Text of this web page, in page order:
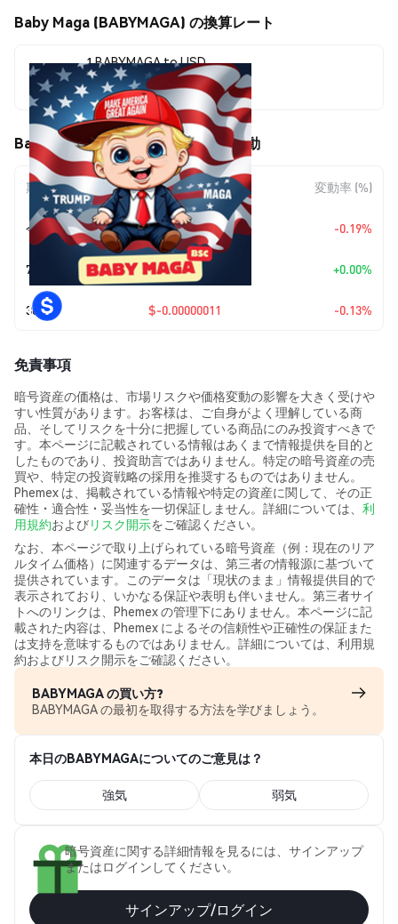
Baby Maga (BABYMAGA) の換算レート
1 BABYMAGA to USD
$0.00008654
Baby Maga (BABYMAGA) の価格変動
期間 金額変動 変動率 (%)
今日 $-0.00000016 -0.19%
7日 +$0.00 +0.00%
30日 $-0.00000011 -0.13%
免責事項
暗号資産の価格は、市場リスクや価格変動の影響を大きく受けや
すい性質があります。お客様は、ご自身がよく理解している商
品、そしてリスクを十分に把握している商品にのみ投資すべきで
す。本ページに記載されている情報はあくまで情報提供を目的と
したものであり、投資助言ではありません。特定の暗号資産の売
買や、特定の投資戦略の採用を推奨するものではありません。
Phemex は、掲載されている情報や特定の資産に関して、その正
確性・適合性・妥当性を一切保証しません。詳細については、 利
用規約およびリスク開示をご確認ください。
なお、本ページで取り上げられている暗号資産（例：現在のリア
ルタイム価格）に関連するデータは、第三者の情報源に基づいて
提供されています。このデータは「現状のまま」情報提供目的で
表示されており、いかなる保証や表明も伴いません。第三者サイ
トへのリンクは、Phemex の管理下にありません。本ページに記
載された内容は、Phemex によるその信頼性や正確性の保証また
は支持を意味するものではありません。詳細については、利用規
約およびリスク開示をご確認ください。
BABYMAGA の買い方?
BABYMAGA の最初を取得する方法を学びましょう。
本日のBABYMAGAについてのご意見は？
強気 弱気
暗号資産に関する詳細情報を見るには、サインアップ
またはログインしてください。
サインアップ/ログイン